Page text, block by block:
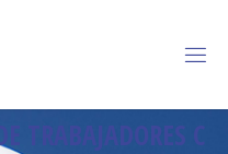
R A BAJADORES C